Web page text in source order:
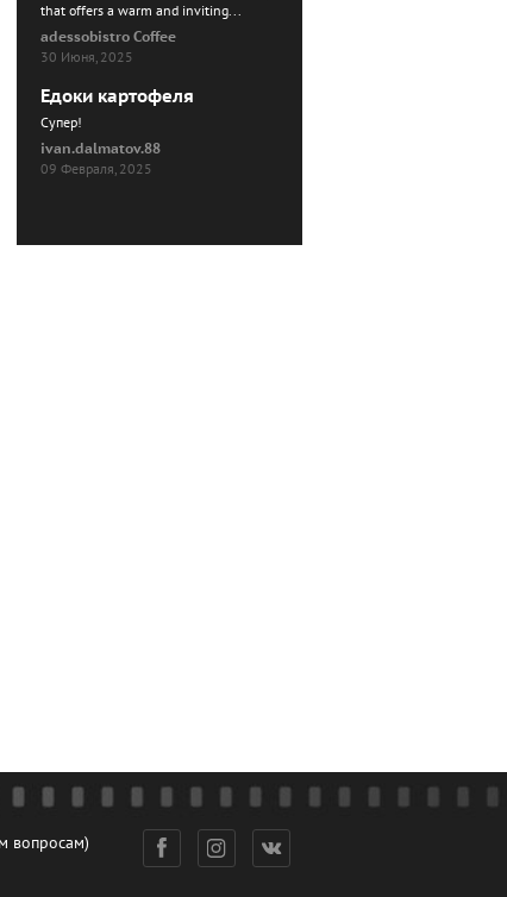
that offers a warm and inviting...
adessobistro Coffee
30 Июня, 2025
Едоки картофеля
Cупер!
ivan.dalmatov.88
09 Февраля, 2025
вопросам)